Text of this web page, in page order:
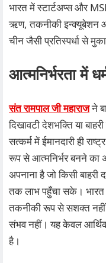
भारत में स्टार्टअप्स और
ऋण, तकनीकी इन्क्यूबेशन
चीन जैसी प्रतिस्पर्धा से
आत्मनिर्भरता में
संत रामपाल जी महाराजने
दिखावटी देशभक्ति या
सत्कर्म में ईमानदारी ही
रूप से आत्मनिर्भर बनने का
अपनाना है जो किसी
तक लाभ पहुँचा सके।
तकनीकी रूप से सशक्त नहीं
संभव नहीं। यह केवल
है।